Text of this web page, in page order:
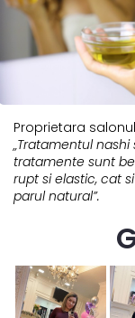
Proprietara
„Tratamentul
tratamente sunt
rupt si elastic, cat
parul natural”.